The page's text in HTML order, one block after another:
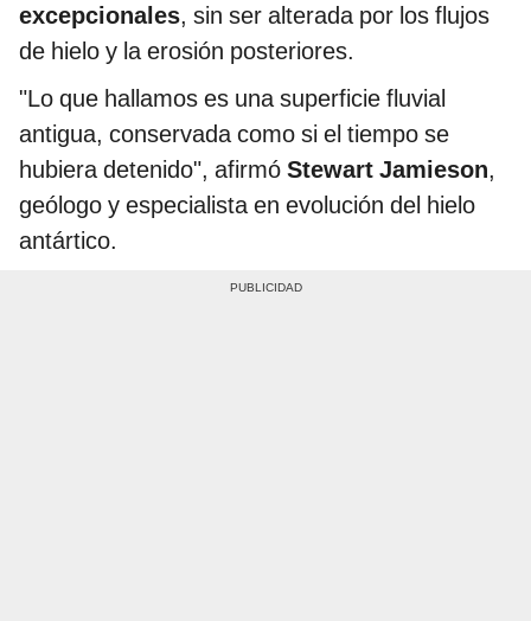
excepcionales, sin ser alterada por los flujos
de hielo y la erosión posteriores.
"Lo que hallamos es una superficie fluvial
antigua, conservada como si el tiempo se
hubiera detenido", afirmó Stewart Jamieson,
geólogo y especialista en evolución del hielo
antártico.